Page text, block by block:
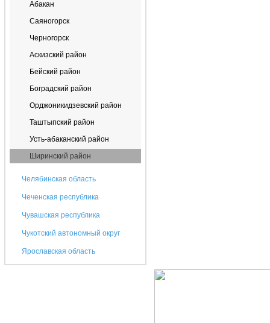
Абакан
Саяногорск
Черногорск
Аскизский район
Бейский район
Боградский район
Орджоникидзевский район
Таштыпский район
Усть-абаканский район
Ширинский район
Челябинская область
Чеченская республика
Чувашская республика
Чукотский автономный округ
Ярославская область